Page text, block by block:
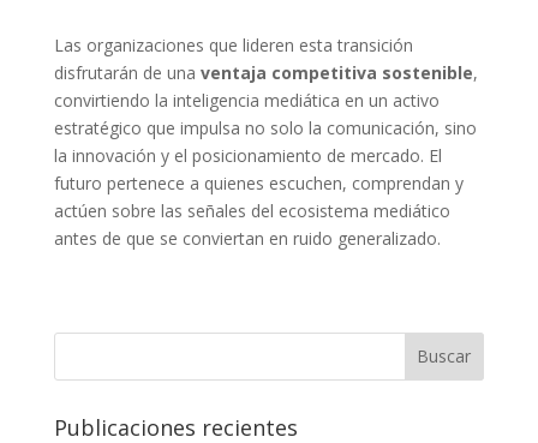
Las organizaciones que lideren esta transición
disfrutarán de una ventaja competitiva sostenible,
convirtiendo la inteligencia mediática en un activo
estratégico que impulsa no solo la comunicación, sino
la innovación y el posicionamiento de mercado. El
futuro pertenece a quienes escuchen, comprendan y
actúen sobre las señales del ecosistema mediático
antes de que se conviertan en ruido generalizado.
Buscar
Publicaciones recientes